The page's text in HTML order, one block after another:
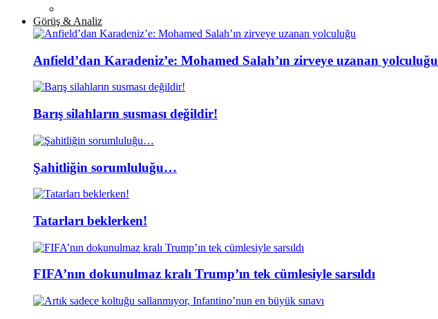
Görüş & Analiz
Anfield’dan Karadeniz’e: Mohamed Salah’ın zirveye uzanan yolculuğu
Barış silahların susması değildir!
Şahitliğin sorumluluğu…
Tatarları beklerken!
FIFA’nın dokunulmaz kralı Trump’ın tek cümlesiyle sarsıldı